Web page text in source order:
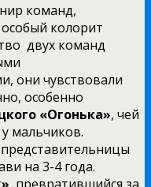
команд,
колорит
двух команд
они чувствовали
особенно
«Огонька», чей
мальчиков.
на 3-4 года.